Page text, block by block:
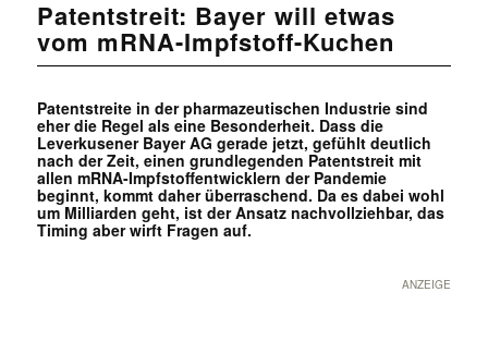
Patentstreit: Bayer will etwas
vom mRNA-Impfstoff-Kuchen
Patentstreite in der pharmazeutischen Industrie sind
eher die Regel als eine Besonderheit. Dass die
Leverkusener Bayer AG gerade jetzt, gefühlt deutlich
nach der Zeit, einen grundlegenden Patentstreit mit
allen mRNA-Impfstoffentwicklern der Pandemie
beginnt, kommt daher überraschend. Da es dabei wohl
um Milliarden geht, ist der Ansatz nachvollziehbar, das
Timing aber wirft Fragen auf.
ANZEIGE